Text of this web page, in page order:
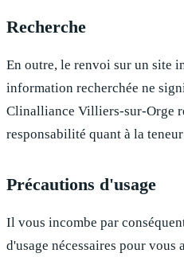
Recherche
En outre, le renvoi sur un site
information recherchée ne
Clinalliance Villiers-sur-Orge
responsabilité quant à la
Précautions d'usage
Il vous incombe par
d'usage nécessaires pour vous